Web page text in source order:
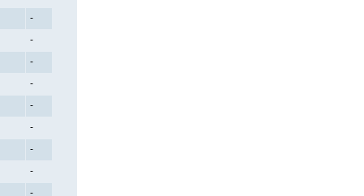
-
-
-
-
-
-
-
-
-